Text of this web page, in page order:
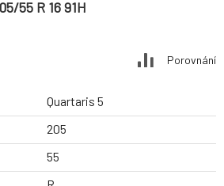
55 R 16 91H
Porovnání
Quartaris 5
205
55